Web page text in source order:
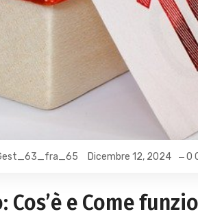
Dicembre 12, 2024 0
e Come